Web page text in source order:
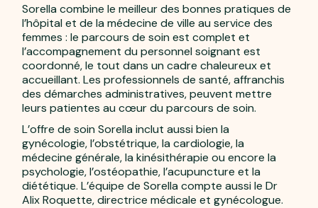
Sorella combine le meilleur des bonnes pratiques de
l’hôpital et de la médecine de ville au service des
femmes : le parcours de soin est complet et
l’accompagnement du personnel soignant est
coordonné, le tout dans un cadre chaleureux et
accueillant. Les professionnels de santé, affranchis
des démarches administratives, peuvent mettre
leurs patientes au cœur du parcours de soin.
L’offre de soin Sorella inclut aussi bien la
gynécologie, l’obstétrique, la cardiologie, la
médecine générale, la kinésithérapie ou encore la
psychologie, l’ostéopathie, l’acupuncture et la
diététique. L’équipe de Sorella compte aussi le Dr
Alix Roquette, directrice médicale et gynécologue.